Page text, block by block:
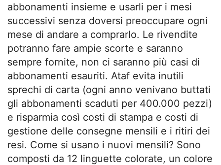
abbonamenti insieme e usarli per i mesi
successivi senza doversi preoccupare ogni
mese di andare a comprarlo. Le rivendite
potranno fare ampie scorte e saranno
sempre fornite, non ci saranno più casi di
abbonamenti esauriti. Ataf evita inutili
sprechi di carta (ogni anno venivano buttati
gli abbonamenti scaduti per 400.000 pezzi)
e risparmia così costi di stampa e costi di
gestione delle consegne mensili e i ritiri dei
resi. Come si usano i nuovi mensili? Sono
composti da 12 linguette colorate, un colore